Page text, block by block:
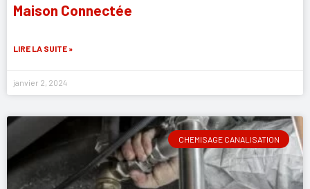
Maison Connectée
LIRE LA SUITE »
janvier 2, 2024
CHEMISAGE CANALISATION